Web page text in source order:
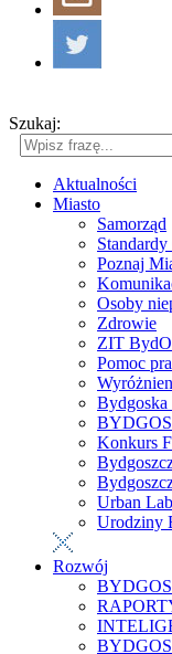
Szukaj:
Aktualności
Miasto
Samorząd
Poznaj
Osoby
Zdrowie
ZIT
Pomoc
Bydgoska
Konkurs
Urban
Urodziny
Rozwój